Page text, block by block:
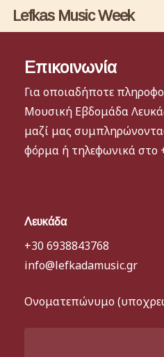
Skip
to
content
Lefkas Music Week
Επικοινωνία
Για οποιαδήποτε
Μουσική Εβδομάδα
μαζί μας
φόρμα ή τηλεφωνικά στο
Λευκάδα
+30 6938843768
info@lefkadamusic.gr
Ονοματεπώνυμο